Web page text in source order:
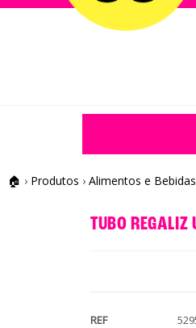
🏠 › Produtos › Alimentos e Bebidas
TUBO REGALIZ
REF